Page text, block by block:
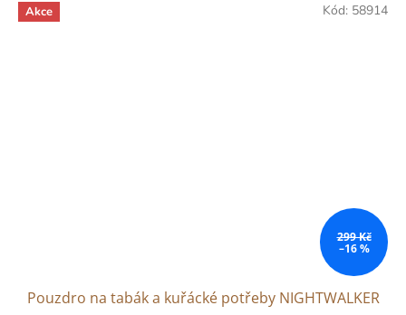
Akce
299 Kč
–16 %
Pouzdro na tabák a kuřácké potřeby NIGHTWALKER
Kód: 58914